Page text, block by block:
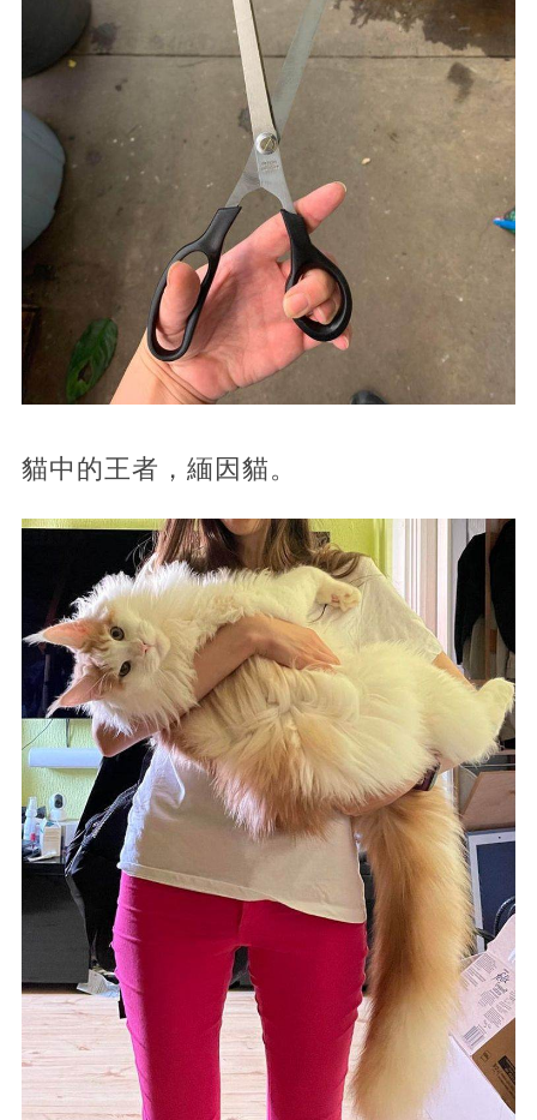
貓中的王者，緬因貓。